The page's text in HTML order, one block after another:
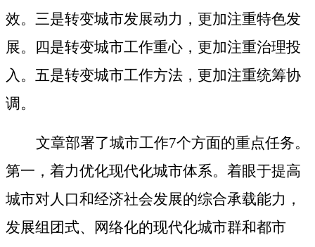
效。三是转变城市发展动力，更加注重特色发
展。四是转变城市工作重心，更加注重治理投
入。五是转变城市工作方法，更加注重统筹协
调。
文章部署了城市工作7个方面的重点任务。
第一，着力优化现代化城市体系。着眼于提高
城市对人口和经济社会发展的综合承载能力，
发展组团式、网络化的现代化城市群和都市